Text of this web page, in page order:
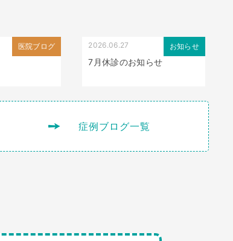
医院ブログ お知らせ
2026.06.27
7月休診のお知らせ
症例ブログ一覧